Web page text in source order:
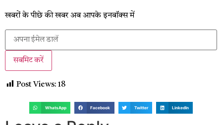
खबरों के पीछे की खबर अब आपके इनबॉक्‍स में
सबमिट करें
Post Views: 18
WhatsApp Facebook Twitter LinkedIn